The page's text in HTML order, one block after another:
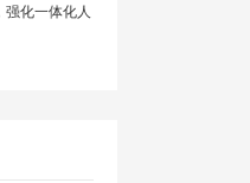
化一体化人